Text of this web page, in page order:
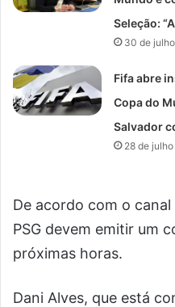
Seleção:
30 de
Fifa abre
Copa do
Salvador
28 de
De acordo com o canal
PSG devem emitir um
próximas horas.
Dani Alves, que está